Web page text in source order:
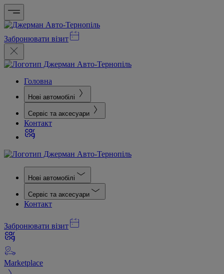
Забронювати візит
Головна
Нові автомобілі
Сервіс та аксесуари
Контакт
Нові автомобілі
Сервіс та аксесуари
Контакт
Забронювати візит
Marketplace